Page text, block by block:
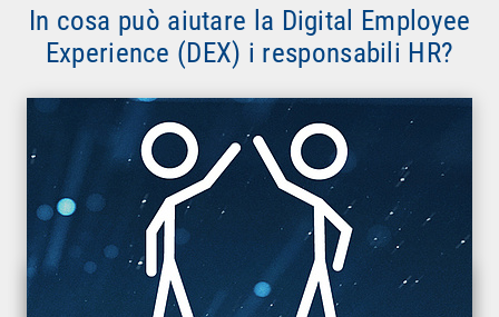
In cosa può aiutare la Digital Employee
Experience (DEX) i responsabili HR?